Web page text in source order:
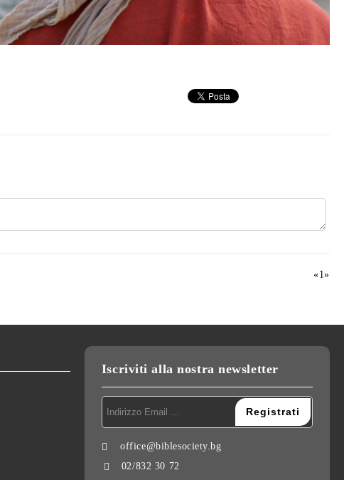
«1»
Iscriviti alla nostra newsletter
office@biblesociety.bg
02/832 30 72